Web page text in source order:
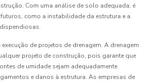
Com uma análise de solo adequada, é
como a instabilidade da estrutura e a
de projetos de drenagem. A drenagem
projeto de construção, pois garante que
de umidade sejam adequadamente
e danos à estrutura. As empresas de